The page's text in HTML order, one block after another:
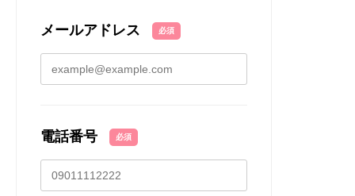
メールアドレス 必須
電話番号 必須